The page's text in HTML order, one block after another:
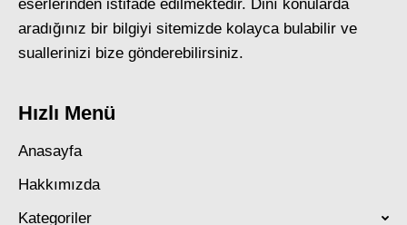
eserlerinden istifade edilmektedir. Dinî konularda
aradığınız bir bilgiyi sitemizde kolayca bulabilir ve
suallerinizi bize gönderebilirsiniz.
Hızlı Menü
Anasayfa
Hakkımızda
Kategoriler